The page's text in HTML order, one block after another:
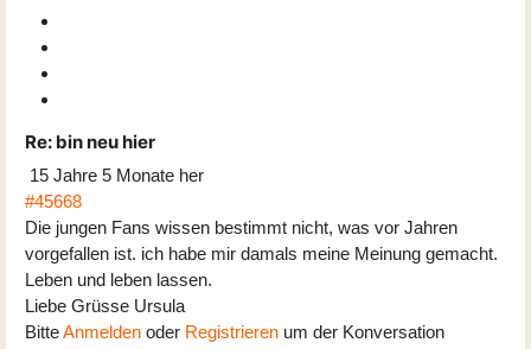
Re: bin neu hier
15 Jahre 5 Monate her
#45668
Die jungen Fans wissen bestimmt nicht, was vor Jahren
vorgefallen ist. ich habe mir damals meine Meinung gemacht.
Leben und leben lassen.
Liebe Grüsse Ursula
BitteAnmelden oder Registrieren um der Konversation